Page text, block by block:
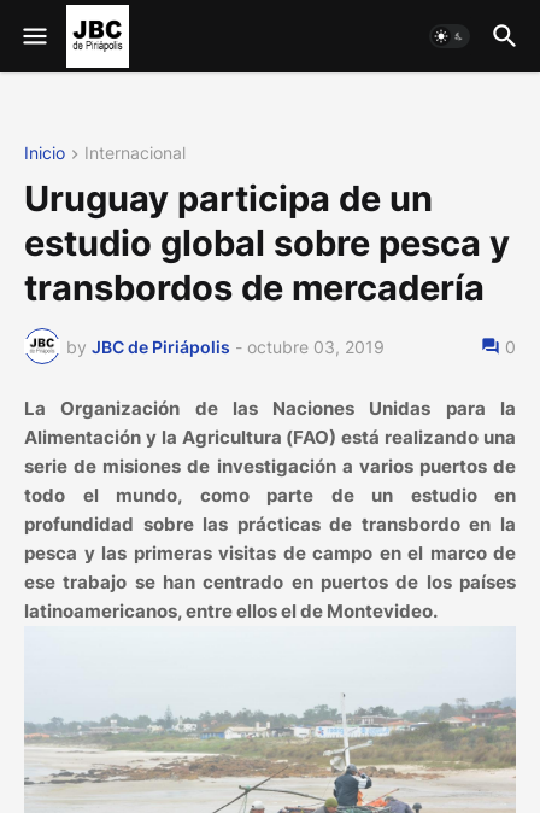
Inicio Internacional
Uruguay participa de un
estudio global sobre pesca y
transbordos de mercadería
by JBC de Piriápolis - octubre 03, 2019 0
La Organización de las Naciones Unidas para la
Alimentación y la Agricultura (FAO) está realizando una
serie de misiones de investigación a varios puertos de
todo el mundo, como parte de un estudio en
profundidad sobre las prácticas de transbordo en la
pesca y las primeras visitas de campo en el marco de
ese trabajo se han centrado en puertos de los países
latinoamericanos, entre ellos el de Montevideo.